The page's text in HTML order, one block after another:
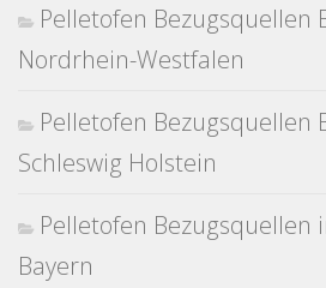
Pelletofen Bezugsquellen
Nordrhein-Westfalen
Pelletofen Bezugsquellen
Schleswig Holstein
Pelletofen Bezugsquellen
Bayern